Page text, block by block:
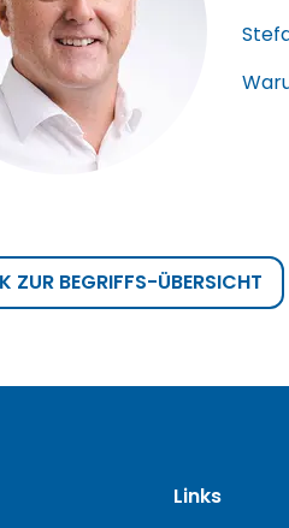
ZUR BEGRIFFS-ÜBERSICHT
Links